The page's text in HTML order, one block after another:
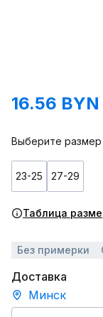
16.56 BYN
Выберите размер
23-25 27-29
Таблица
Без примерки
Доставка
Минск